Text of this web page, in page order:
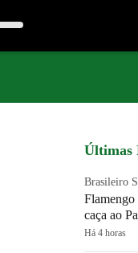
Últimas
Brasileiro
Flamengo
caça ao
Há 4 horas